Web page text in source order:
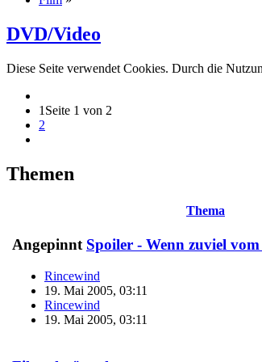
DVD/Video
Diese Seite verwendet Cookies. Durch die
1 Seite 1 von 2
2
Themen
Thema
Angepinnt Spoiler - Wenn zuviel
Rincewind
19. Mai 2005, 03:11
Rincewind
19. Mai 2005, 03:11